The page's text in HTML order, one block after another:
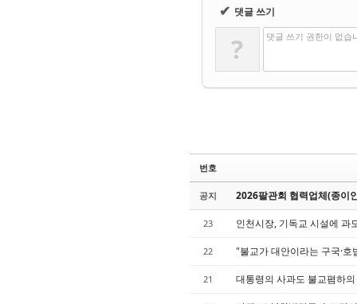
✔ 댓글 쓰기
? 댓글 쓰기 권한이 없습
번호
공지 2026팔관회 협력업체(종이
23 인천시장, 기독교 시설에 과
22 "불교가 대안이라는 구국·호
21 대통령의 사과도 불교폄하